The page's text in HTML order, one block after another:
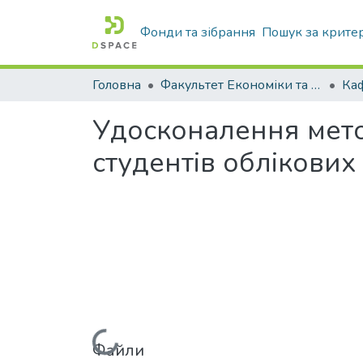
Фонди та зібрання Пошук за
Головна Факультет Економіки та бізнесу
Удосконалення
студентів
Файли